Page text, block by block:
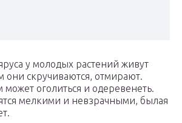
у молодых растений живут
они скручиваются, отмирают.
может оголиться и одеревенеть.
мелкими и невзрачными, былая